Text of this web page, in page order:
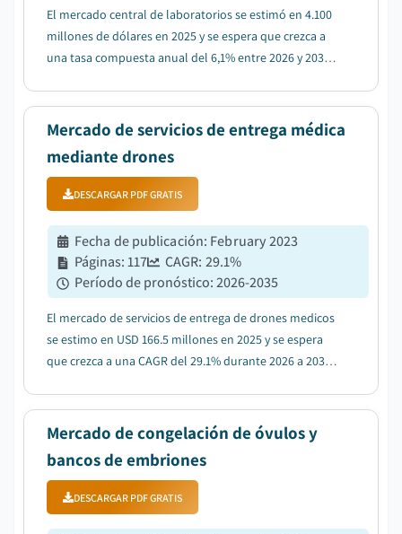
El mercado central de laboratorios se estimó en 4.100
millones de dólares en 2025 y se espera que crezca a
una tasa compuesta anual del 6,1% entre 2026 y 2035,
Mercado de servicios de entrega médica
mediante drones
DESCARGAR PDF GRATIS
Fecha de publicación: February 2023
Páginas:117 CAGR: 29.1%
Período de pronóstico:2026-2035
El mercado de servicios de entrega de drones medicos
se estimo en USD 166.5 millones en 2025 y se espera
que crezca a una CAGR del 29.1% durante 2026 a 2035,
Mercado de congelación de óvulos y
bancos de embriones
DESCARGAR PDF GRATIS